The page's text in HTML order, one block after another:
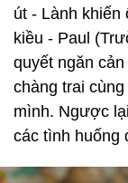
út - Lành khiến
kiều - Paul
quyết ngăn
chàng trai
mình. Ngược
các tình